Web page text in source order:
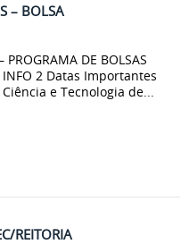
– BOLSA
DE BOLSAS
INFO 2 Datas Importantes
e Tecnologia de...
REITORIA